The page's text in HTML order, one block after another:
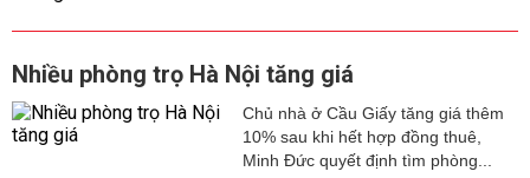
Nhiều phòng trọ Hà Nội tăng giá
Chủ nhà ở Cầu Giấy tăng giá thêm
10% sau khi hết hợp đồng thuê,
Minh Đức quyết định tìm phòng...